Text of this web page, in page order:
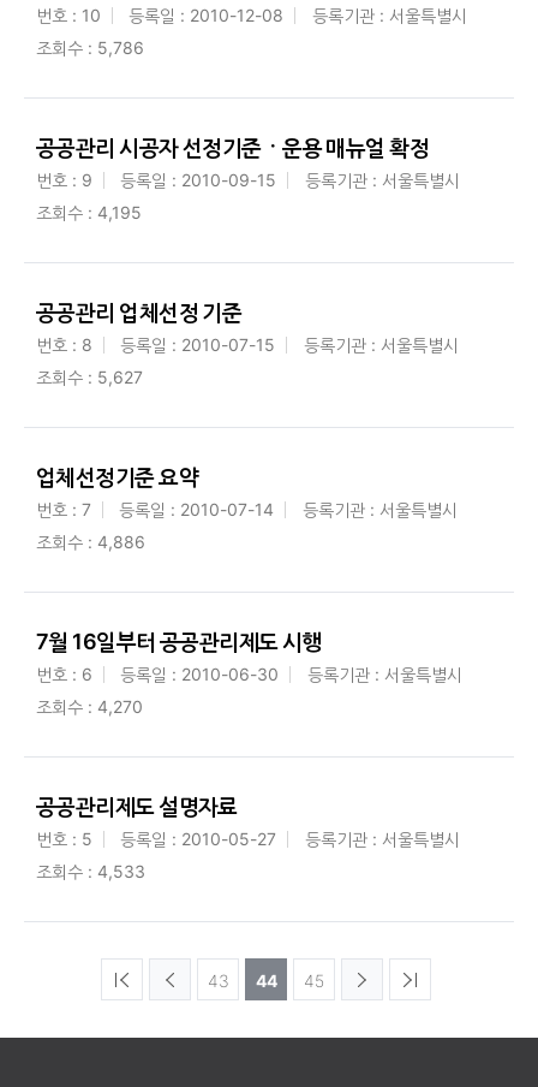
번호 : 10 등록일 : 2010-12-08
등록기관 : 서울특별시
조회수 : 5,786
공공관리 시공자 선정기준ㆍ운용 매뉴얼 확정
번호 : 9 등록일 : 2010-09-15
등록기관 : 서울특별시
조회수 : 4,195
공공관리 업체선정 기준
번호 : 8 등록일 : 2010-07-15
등록기관 : 서울특별시
조회수 : 5,627
업체선정기준 요약
번호 : 7 등록일 : 2010-07-14
등록기관 : 서울특별시
조회수 : 4,886
7월 16일부터 공공관리제도 시행
번호 : 6 등록일 : 2010-06-30
등록기관 : 서울특별시
조회수 : 4,270
공공관리제도 설명자료
번호 : 5 등록일 : 2010-05-27
등록기관 : 서울특별시
조회수 : 4,533
43 44 45